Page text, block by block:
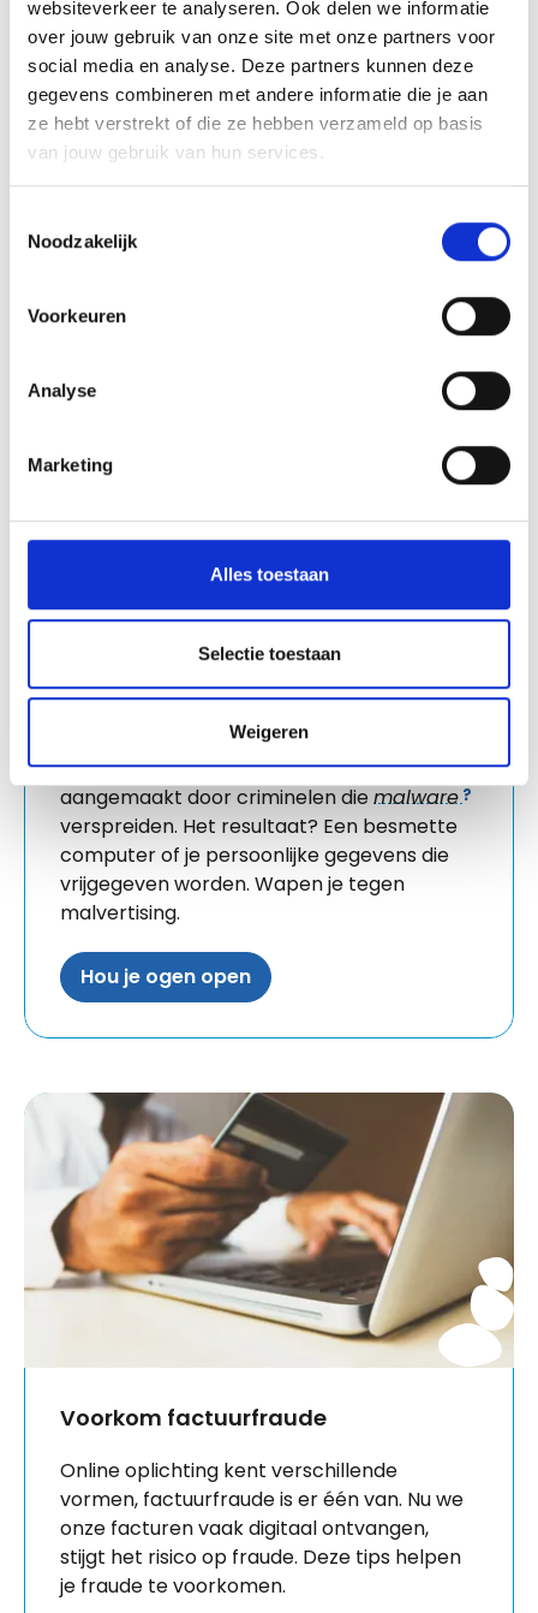
websiteverkeer te analyseren. Ook delen we informatie
over jouw gebruik van onze site met onze partners voor
social media en analyse. Deze partners kunnen deze
gegevens combineren met andere informatie die je aan
ze hebt verstrekt of die ze hebben verzameld op basis
van jouw gebruik van hun services.
Noodzakelijk
Voorkeuren
Analyse
Marketing
Alles toestaan
Selectie toestaan
Weigeren
waard! En vergeet niet:contacteer bij een
poging tot fraude altijd de politie. Zelfs al
ben jij niet in de val getrapt, de poging tot
fraude blijft een misdrijf. En zo help je wellicht
voorkomen dat anderen slachtoffer worden
van de fraude!
Het woord zegt het zelf: online advertenties,
aangemaakt door criminelen diemalware
verspreiden. Het resultaat? Een besmette
computer of je persoonlijke gegevens die
vrijgegeven worden. Wapen je tegen
malvertising.
Hou je ogen open
Voorkom factuurfraude
Online oplichting kent verschillende
vormen, factuurfraude is er één van. Nu we
onze facturen vaak digitaal ontvangen,
stijgt het risico op fraude. Deze tips helpen
je fraude te voorkomen.